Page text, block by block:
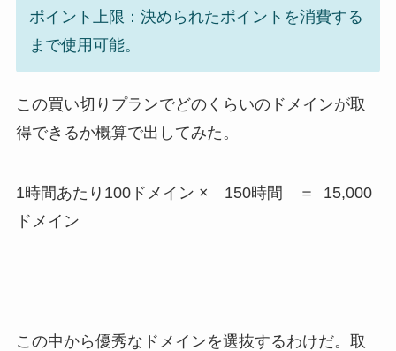
ポイント上限：決められたポイントを消費する
まで使用可能。
この買い切りプランでどのくらいのドメインが取
得できるか概算で出してみた。
1時間あたり100ドメイン × 150時間 ＝ 15,000
ドメイン
この中から優秀なドメインを選抜するわけだ。取